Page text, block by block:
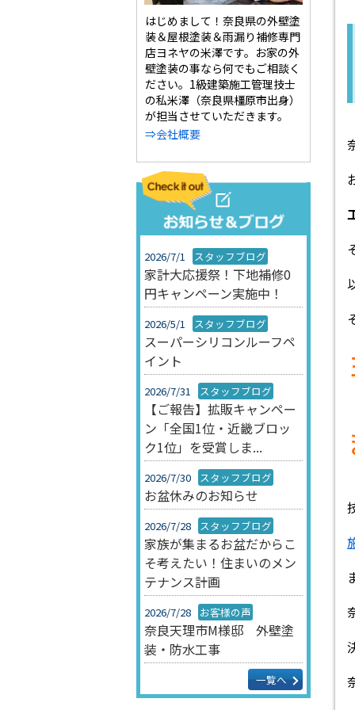
はじめまして！奈良県の外壁塗
装＆屋根塗装＆雨漏り補修専門
店ヨネヤの米澤です。お家の外
壁塗装の事なら何でもご相談く
ださい。1級建築施工管理技士
の私米澤（奈良県橿原市出身）
が担当させていただきます。
⇒会社概要
2026/7/1 スタッフブログ
家計大応援祭！下地補修0
円キャンペーン実施中！
2026/5/1 スタッフブログ
スーパーシリコンルーフペ
イント
2026/7/31 スタッフブログ
【ご報告】拡販キャンペー
ン「全国1位・近畿ブロッ
ク1位」を受賞しま...
2026/7/30 スタッフブログ
お盆休みのお知らせ
2026/7/28 スタッフブログ
家族が集まるお盆だからこ
そ考えたい！住まいのメン
テナンス計画
2026/7/28 お客様の声
奈良天理市M様邸 外壁塗
装・防水工事
一覧へ